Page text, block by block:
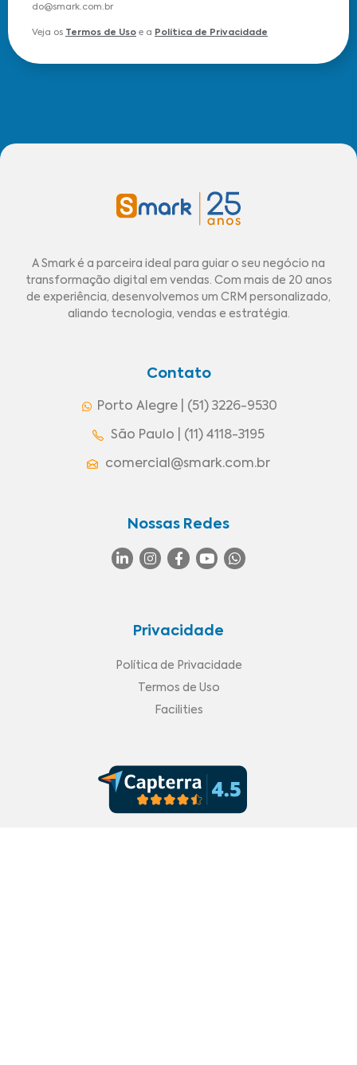
do@smark.com.br
Veja os Termos de Uso e a Política de Privacidade
A Smark é a parceira ideal para guiar o seu negócio na
transformação digital em vendas. Com mais de 20 anos
de experiência, desenvolvemos um CRM personalizado,
aliando tecnologia, vendas e estratégia.
Contato
Porto Alegre | (51) 3226-9530
São Paulo | (11) 4118-3195
comercial@smark.com.br
Nossas Redes
Privacidade
Política de Privacidade
Termos de Uso
Facilities